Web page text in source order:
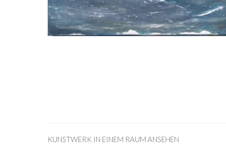
KUNSTWERK IN EINEM RAUM ANSEHEN